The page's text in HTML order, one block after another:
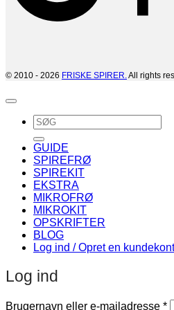
© 2010 - 2026 FRISKE SPIRER.All rights
Søg
efter:
GUIDE
SPIREFRØ
SPIREKIT
EKSTRA
MIKROFRØ
MIKROKIT
OPSKRIFTER
BLOG
Log ind / Opret en
Log ind
Brugernavn eller e-mailadresse *